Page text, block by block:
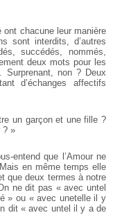
ont chacune leur manière
sont interdits, d’autres
succédés, nommés,
deux mots pour les
non ? Deux
d’échanges affectifs
un garçon et une fille ?
? »
entend que l’Amour ne
en même temps elle
que deux termes à notre
ne dit pas « avec untel
» ou « avec unetelle il y
dit « avec untel il y a de